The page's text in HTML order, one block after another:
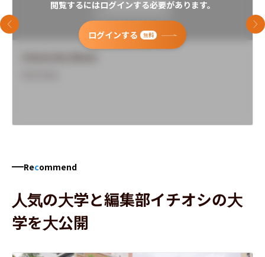
閲覧するにはログインする必要があります。
ログインする 無料
前のスライド 次
Recommend
人気の大学と編集部イチオシの大
学を大公開